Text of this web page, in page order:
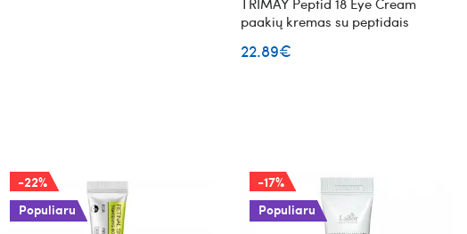
paakių kremas su peptidais
22.89€
-22%
Populiaru
-17%
Populiaru